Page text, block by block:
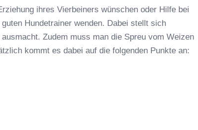
ihres Vierbeiners wünschen oder Hilfe bei
Hundetrainer wenden. Dabei stellt sich
Zudem muss man die Spreu vom Weizen
kommt es dabei auf die folgenden Punkte an: